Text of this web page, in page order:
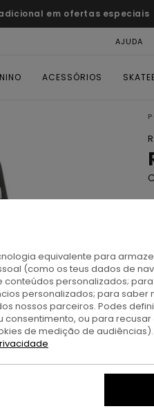
em ofertas especiais
AJUDA
ACESSÓRIOS
equivalente para
(como os teus dados de
personalizados;
personalizados; para saber
nossos parceiros. Podes
ou para
de medição de